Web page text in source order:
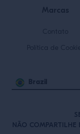
Marcas
Contato
Política de
Brazil
NÃO COMPARTILHE